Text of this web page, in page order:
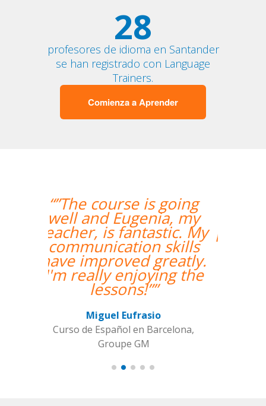
28
profesores de idioma en Santander
se han registrado con Language
Trainers.
Comienza a Aprender
“”Me han encontrado
un profesor nativo y
pude disfrutar de mis
clases de Swahili.””
Alexandra Keller
Curso de Swahili en Madrid